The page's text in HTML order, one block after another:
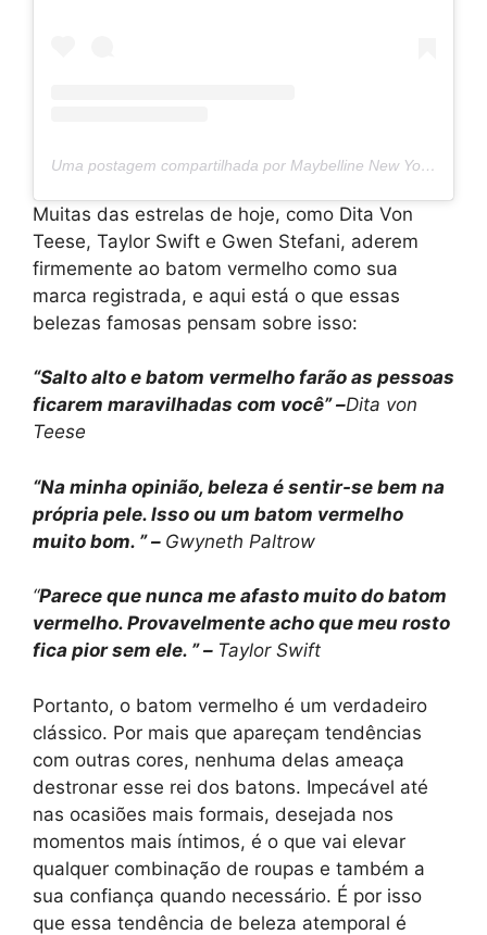
Uma postagem compartilhada por Maybelline New York (@maybelline)
Muitas das estrelas de hoje, como Dita Von
Teese, Taylor Swift e Gwen Stefani, aderem
firmemente ao batom vermelho como sua
marca registrada, e aqui está o que essas
belezas famosas pensam sobre isso:
“Salto alto e batom vermelho farão as pessoas
ficarem maravilhadas com você” –Dita von
Teese
“Na minha opinião, beleza é sentir-se bem na
própria pele. Isso ou um batom vermelho
muito bom. ” – Gwyneth Paltrow
“Parece que nunca me afasto muito do batom
vermelho. Provavelmente acho que meu rosto
fica pior sem ele. ” – Taylor Swift
Portanto, o batom vermelho é um verdadeiro
clássico. Por mais que apareçam tendências
com outras cores, nenhuma delas ameaça
destronar esse rei dos batons. Impecável até
nas ocasiões mais formais, desejada nos
momentos mais íntimos, é o que vai elevar
qualquer combinação de roupas e também a
sua confiança quando necessário. É por isso
que essa tendência de beleza atemporal é